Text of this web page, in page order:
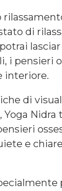
di
i pensieri
interiore.
di
Yoga Nidra
e